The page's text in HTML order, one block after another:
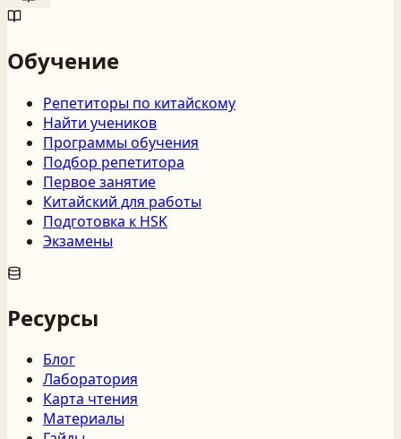
Обучение
Репетиторы по китайскому
Найти учеников
Программы обучения
Подбор репетитора
Первое занятие
Китайский для работы
Подготовка к HSK
Экзамены
Ресурсы
Блог
Лаборатория
Карта чтения
Материалы